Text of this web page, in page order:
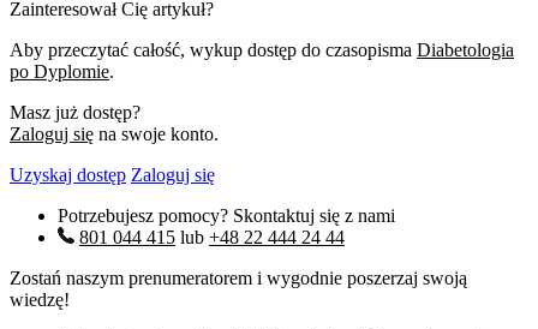
Zainteresował Cię artykuł?
Aby przeczytać całość, wykup dostęp do czasopisma Diabetologia
po Dyplomie.
Masz już dostęp?
Zaloguj się na swoje konto.
Uzyskaj dostęp Zaloguj się
Potrzebujesz pomocy? Skontaktuj się z nami
801 044 415 lub +48 22 444 24 44
Zostań naszym prenumeratorem i wygodnie poszerzaj swoją
wiedzę!